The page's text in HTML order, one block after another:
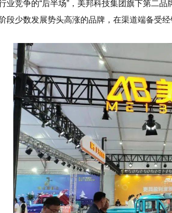
业竞争的“后半场”，美邦科技集团旗下第二
段少数发展势头高涨的品牌，在渠道端备受经